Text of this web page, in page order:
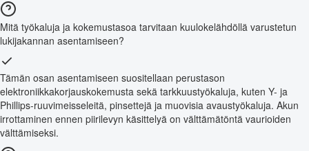
Mitä työkaluja ja kokemustasoa tarvitaan kuulokelähdöllä varustetun
lukijakannan asentamiseen?
Tämän osan asentamiseen suositellaan perustason
elektroniikkakorjauskokemusta sekä tarkkuustyökaluja, kuten Y- ja
Phillips-ruuvimeisseleitä, pinsettejä ja muovisia avaustyökaluja. Akun
irrottaminen ennen piirilevyn käsittelyä on välttämätöntä vaurioiden
välttämiseksi.